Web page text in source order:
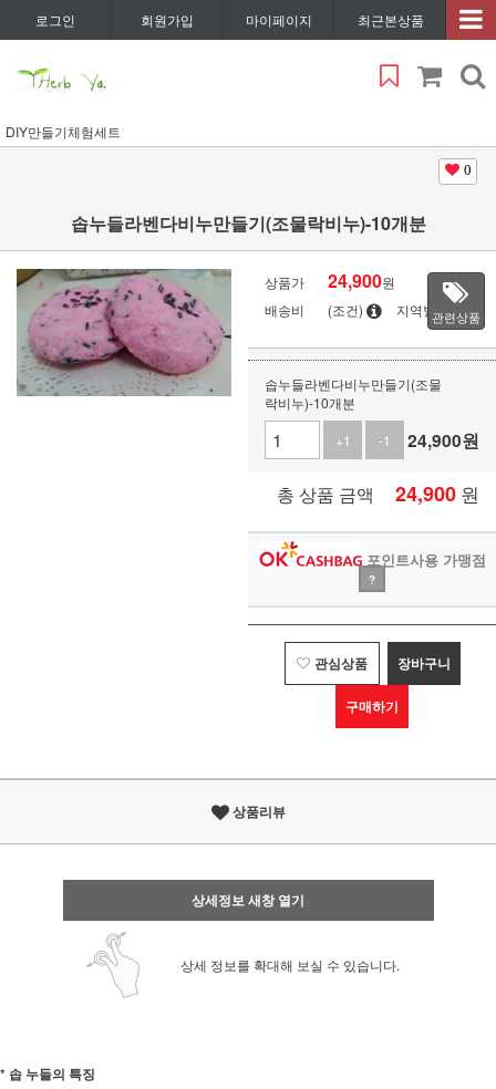
로그인 회원가입 마이페이지 최근본상품
DIY만들기체험세트
0
솝누들라벤다비누만들기(조물락비누)-10개분
상품가 24,900원
배송비
(조건) 지역별관련상품
솝누들라벤다비누만들기(조물
락비누)-10개분
+1
-1 24,900원
총 상품 금액 24,900 원
포인트사용 가맹점
?
관심상품 장바구니
구매하기
상품리뷰
상세정보 새창 열기
상세 정보를 확대해 보실 수 있습니다.
* 솝 누들의 특징